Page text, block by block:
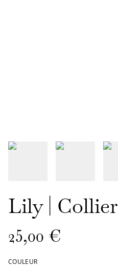
Lily | Collier
25,00 €
COULEUR